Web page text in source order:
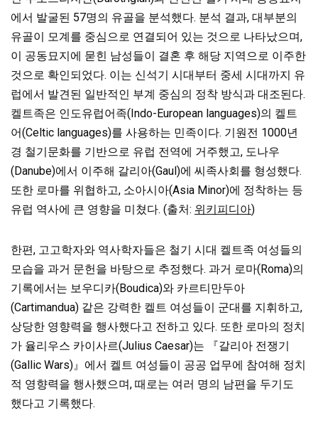
에서 발굴된 57명의 유골을 분석했다. 분석 결과, 대부분의
유골이 모계를 중심으로 연결되어 있는 것으로 나타났으며,
이 공동묘지에 묻힌 남성들이 결혼 후 해당 지역으로 이주한
것으로 확인되었다. 이는 신석기 시대부터 중세 시대까지 유
럽에서 발견된 일반적인 부계 중심의 정착 방식과 대조된다.
켈트족은 인도유럽어족(Indo-European languages)의 켈트
어(Celtic languages)를 사용하는 민족이다. 기원전 1000년
경 철기문화를 기반으로 유럽 전역에 거주했고, 도나우
(Danube)에서 이주해 갈리아(Gaul)에 씨족사회를 형성했다.
또한 로마를 위협하고, 소아시아(Asia Minor)에 정착하는 등
유럽 역사에 큰 영향을 미쳤다. (출처: 위키피디아)
한편, 고고학자와 역사학자들은 철기 시대 켈트족 여성들의
모습을 과거 문헌을 바탕으로 추정했다. 과거 로마(Roma)의
기록에서는 보우디카(Boudica)와 카르티만두아
(Cartimandua) 같은 강력한 켈트 여성들이 군대를 지휘하고,
상당한 영향력을 행사했다고 전하고 있다. 또한 로마의 정치
가 율리우스 카이사르(Julius Caesar)는 『갈리아 전쟁기
(Gallic Wars)』에서 켈트 여성들이 공공 업무에 참여해 정치
적 영향력을 행사했으며, 때로는 여러 명의 남편을 두기도
했다고 기록했다.